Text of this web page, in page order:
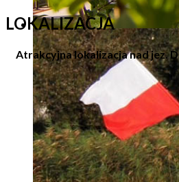
LOKALIZACJA
Atrakcyjna lokalizacja nad jez.